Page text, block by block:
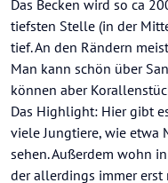
Das Becken wird so ca
tiefsten Stelle (in der
tief. An den Rändern
Man kann schön über
können aber
Das Highlight: Hier gibt
viele Jungtiere, wie etwa
sehen. Außerdem wohn
der allerdings immer erst